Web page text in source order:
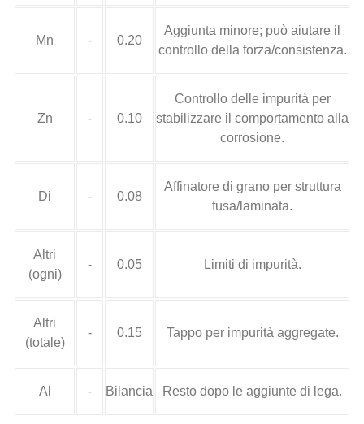
Mn - 0.20
Aggiunta minore; può aiutare il
controllo della forza/consistenza.
Zn - 0.10
Controllo delle impurità per
stabilizzare il comportamento alla
corrosione.
Di - 0.08
Affinatore di grano per struttura
fusa/laminata.
Altri
(ogni)
- 0.05 Limiti di impurità.
Altri
(totale)
- 0.15 Tappo per impurità aggregate.
Al - Bilancia Resto dopo le aggiunte di lega.